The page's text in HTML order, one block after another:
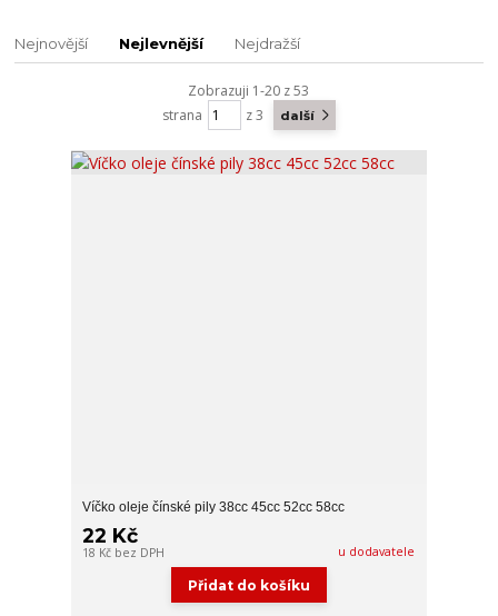
Nejnovější Nejlevnější Nejdražší
Zobrazuji 1-20 z 53
strana
z 3 další
Víčko oleje čínské pily 38cc 45cc 52cc 58cc
22 Kč
18 Kč bez DPH u dodavatele
Přidat do košíku